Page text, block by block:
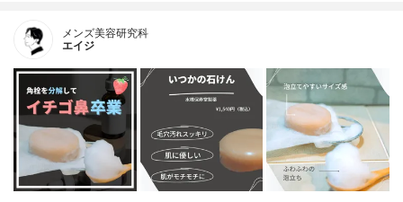
メンズ美容研究科
エイジ